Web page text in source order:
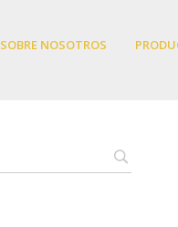
SOBRE NOSOTROS